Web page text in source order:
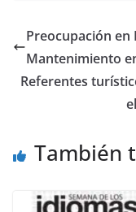
Preocupación en
Mantenimiento
Referentes
También